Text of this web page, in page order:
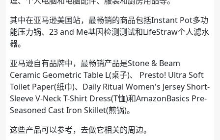
其中在亚马逊美国站，最畅销的商品包括Instant Pot多功
能压力锅、23 and Me基因检测测试和LifeStraw个人滤水
器。
亚马逊自有品牌中，最畅销产品是Stone & Beam
Ceramic Geometric Table L(桌子)、 Presto! Ultra Soft
Toilet Paper(纸巾)、Daily Ritual Women's Jersey Short-
Sleeve V-Neck T-Shirt Dress(T恤)和AmazonBasics Pre-
Seasoned Cast Iron Skillet(煎锅)。
这些产品可以参考，去做它相关的周边。